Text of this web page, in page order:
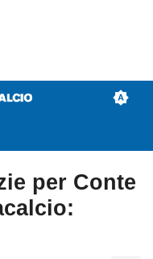
per Conte